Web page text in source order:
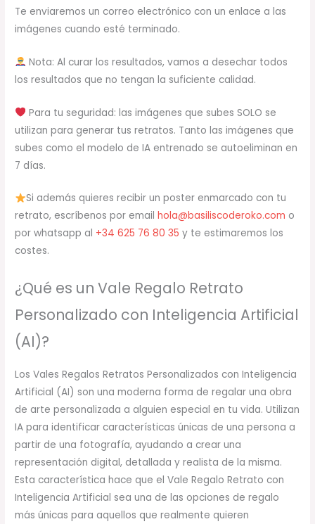
Te enviaremos un correo electrónico con un enlace a las
imágenes cuando esté terminado.
Nota: Al curar los resultados, vamos a desechar todos
los resultados que no tengan la suficiente calidad.
Para tu seguridad: las imágenes que subes SOLO se
utilizan para generar tus retratos. Tanto las imágenes que
subes como el modelo de IA entrenado se autoeliminan en
7 días.
Si además quieres recibir un poster enmarcado con tu
retrato, escríbenos por emailhola@basiliscoderoko.com o
por whatsapp al +34 625 76 80 35 y te estimaremos los
costes.
¿Qué es un Vale Regalo Retrato
Personalizado con Inteligencia Artificial
(AI)?
Los Vales Regalos Retratos Personalizados con Inteligencia
Artificial (AI) son una moderna forma de regalar una obra
de arte personalizada a alguien especial en tu vida. Utilizan
IA para identificar características únicas de una persona a
partir de una fotografía, ayudando a crear una
representación digital, detallada y realista de la misma.
Esta característica hace que el Vale Regalo Retrato con
Inteligencia Artificial sea una de las opciones de regalo
más únicas para aquellos que realmente quieren